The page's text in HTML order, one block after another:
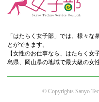
「はたらく女子部」では、様々
とができます。
【女性のお仕事なら、はたらく
島県、岡山県の地域で最大級の女
© Copyrights Sanyo